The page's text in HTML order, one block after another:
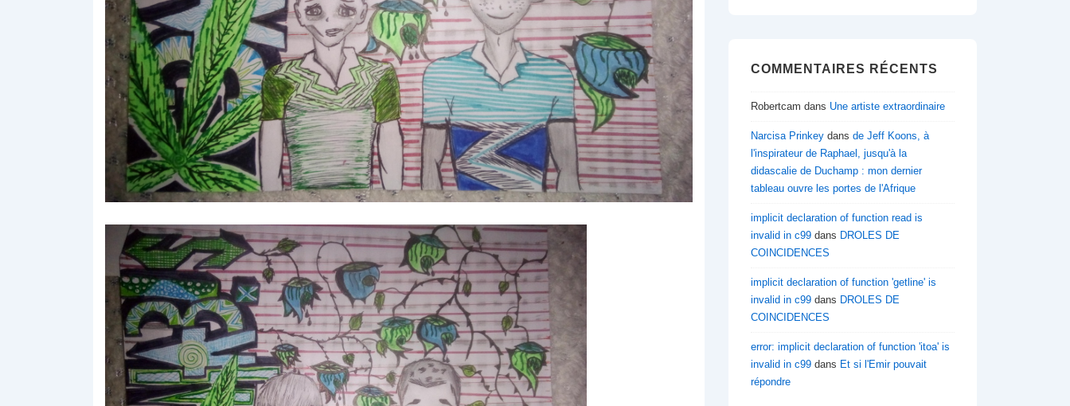
COMMENTAIRES RÉCENTS
Robertcam dans Une artiste extraordinaire
Narcisa Prinkey dans de Jeff Koons, à
l'inspirateur de Raphael, jusqu'à la
didascalie de Duchamp : mon dernier
tableau ouvre les portes de l'Afrique
implicit declaration of function read is
invalid in c99 dans DROLES DE
COINCIDENCES
implicit declaration of function 'getline' is
invalid in c99 dans DROLES DE
COINCIDENCES
error: implicit declaration of function 'itoa' is
invalid in c99 dans Et si l'Emir pouvait
répondre